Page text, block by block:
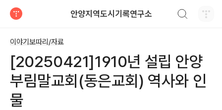
안양지역도시기록연구소
이야기보따리/자료
[20250421]1910년 설립 안양
부림말교회(동은교회) 역사와 인
물